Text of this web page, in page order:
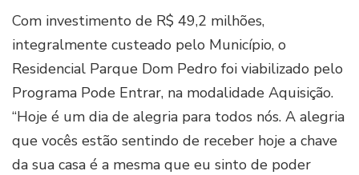
Com investimento de R$ 49,2 milhões,
integralmente custeado pelo Município, o
Residencial Parque Dom Pedro foi viabilizado pelo
Programa Pode Entrar, na modalidade Aquisição.
“Hoje é um dia de alegria para todos nós. A alegria
que vocês estão sentindo de receber hoje a chave
da sua casa é a mesma que eu sinto de poder